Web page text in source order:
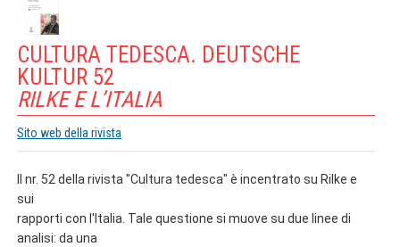
CULTURA TEDESCA. DEUTSCHE
KULTUR 52
RILKE E L’ITALIA
Sito web della rivista
Il nr. 52 della rivista "Cultura tedesca" è incentrato su Rilke e
sui
rapporti con l'Italia. Tale questione si muove su due linee di
analisi: da una